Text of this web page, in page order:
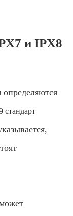
и IPX8
стандарт